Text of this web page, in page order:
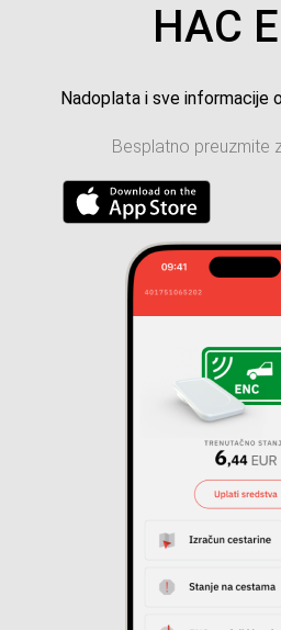
HAC
Nadoplata i sve informacije
Besplatno preuzmite